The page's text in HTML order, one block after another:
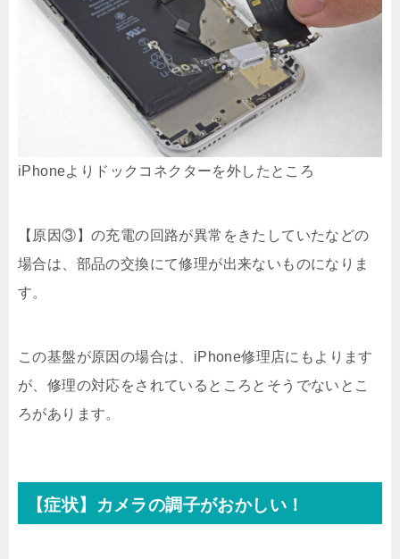
iPhoneよりドックコネクターを外したところ
【原因③】の充電の回路が異常をきたしていたなどの
場合は、部品の交換にて修理が出来ないものになりま
す。
この基盤が原因の場合は、iPhone修理店にもよります
が、修理の対応をされているところとそうでないとこ
ろがあります。
【症状】カメラの調子がおかしい！